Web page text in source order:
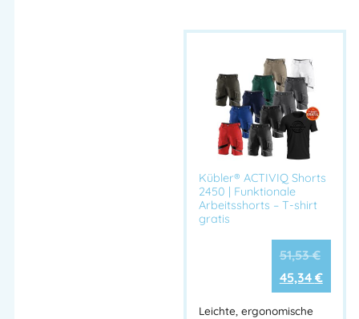
Kübler® ACTIVIQ Shorts
2450 | Funktionale
Arbeitsshorts – T-shirt
gratis
51,53€
45,34 €
Leichte, ergonomische